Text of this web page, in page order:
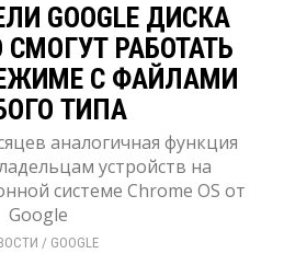
GOOGLE ДИСКА
РАБОТАТЬ
С ФАЙЛАМИ
ТИПА
аналогичная функция
устройств на
системе Chrome OS от
Google
/ GOOGLE